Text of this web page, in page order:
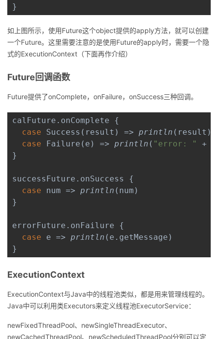
发
者
我
的
程
我
认
的
验
我
收
Programs
的
支
的
技
支
我
的
声
议
}
如上图所示，使用Future这个object提供的apply方法，就可以创建
一个Future。这里需要注意的是使用Future的apply时，需要一个隐
式的ExecutionContext （下面再作介绍）
Future回调函数
Future提供了onComplete， onFailure， onSuccess三种回调。
calFuture.onComplete {
case Success(result) => println (result)
case Failure(e) => println ( "error: " +
}
successFuture.onSuccess {
case num => println (num)
}
errorFuture.onFailure {
case e => println (e.getMessage)
}
ExecutionContext
ExecutionContext与Java中的线程池类似，都是用来管理线程的。
Java中可以利用类Executors来定义线程池ExecutorService：
newFixedThreadPool、 newSingleThreadExecutor、
newCachedThreadPool、 newScheduledThreadPool分别可以定